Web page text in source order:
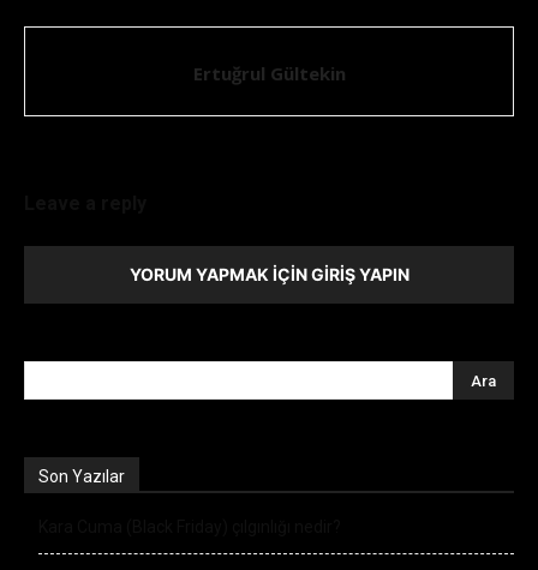
Ertuğrul Gültekin
YORUM YAPMAK İÇIN GIRIŞ YAPIN
Son Yazılar